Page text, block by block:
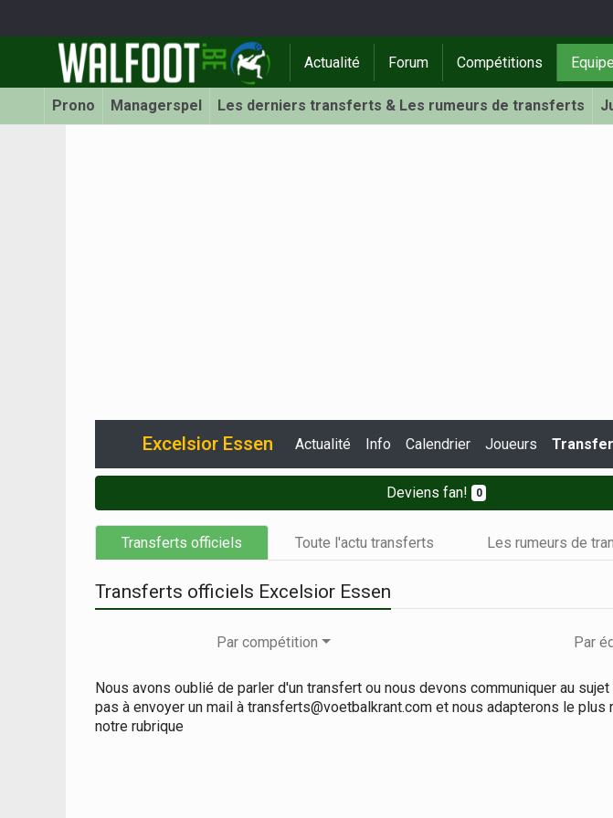
Actualité Forum Compétitions
Prono Managerspel Les derniers transferts & Les rumeurs de transferts
Excelsior Essen Actualité Info Calendrier Joueurs
Deviens fan! 0
Transferts officiels Toute l'actu transferts Les rumeurs de
Transferts officiels Excelsior Essen
Par compétition Par
Nous avons oublié de parler d'un transfert ou nous devons communiquer au
pas à envoyer un mail à transferts@voetbalkrant.com et nous adapterons le
notre rubrique